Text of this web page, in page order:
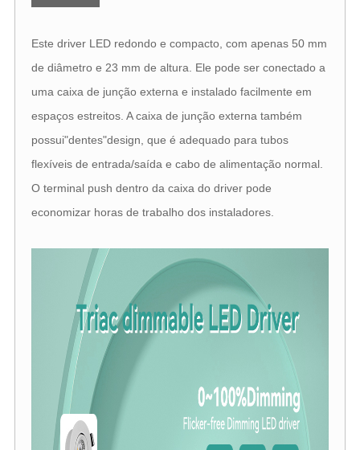
Este driver LED redondo e compacto, com apenas 50 mm
de diâmetro e 23 mm de altura. Ele pode ser conectado a
uma caixa de junção externa e instalado facilmente em
espaços estreitos. A caixa de junção externa também
possui"dentes"design, que é adequado para tubos
flexíveis de entrada/saída e cabo de alimentação normal.
O terminal push dentro da caixa do driver pode
economizar horas de trabalho dos instaladores.